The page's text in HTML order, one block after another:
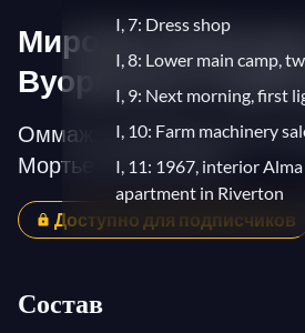
I, 7: Dress shop
I, 8: Lower main camp,
I, 9: Next morning, first
I, 10: Farm machinery
I, 11: 1967, interior
apartment in Riverton
II, 1: 1967, Del Mar
Мировая
Вуоринена
Оммаж: произведение по
Мортье (1943-2014)
Доступно для подписчиков
Состав